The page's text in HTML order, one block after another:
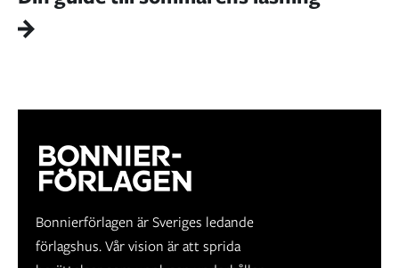
Bonnierförlagen är Sveriges ledande
förlagshus. Vår vision är att sprida